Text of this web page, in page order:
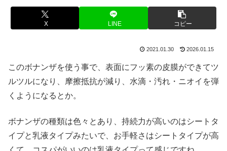
X LINE コピー
2021.01.30 2026.01.15
このボナンザを使う事で、表面にフッ素の皮膜ができてツ
ルツルになり、摩擦抵抗が減り、水滴・汚れ・ニオイを弾
くようになるとか。
ボナンザの種類は色々とあり、持続力が高いのはシートタ
イプと乳液タイプみたいで、お手軽さはシートタイプが高